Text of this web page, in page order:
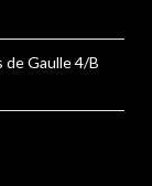
de Gaulle 4/B